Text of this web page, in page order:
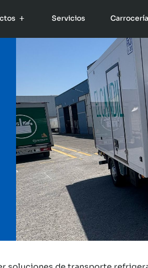
Servicios Carrocería